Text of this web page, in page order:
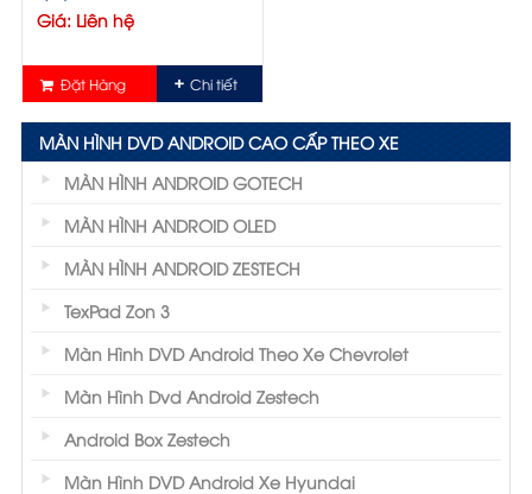
Giá: Liên hệ
Đặt Hàng Chi tiết
MÀN HÌNH DVD ANDROID CAO CẤP THEO XE
MÀN HÌNH ANDROID GOTECH
MÀN HÌNH ANDROID OLED
MÀN HÌNH ANDROID ZESTECH
TexPad Zon 3
Màn Hình DVD Android Theo Xe Chevrolet
Màn Hình Dvd Android Zestech
Android Box Zestech
Màn Hình DVD Android Xe Hyundai